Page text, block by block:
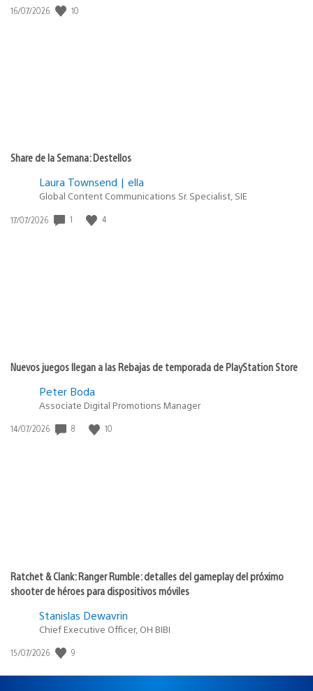
Fecha
16/07/2026 10
Share de la Semana: Destellos
Laura Townsend | ella
Global Content Communications Sr. Specialist, SIE
Fecha
17/07/2026 1 4
Nuevos juegos llegan a las Rebajas de temporada de PlayStation Store
Peter Boda
Associate Digital Promotions Manager
Fecha
14/07/2026 8 10
Ratchet & Clank: Ranger Rumble: detalles del gameplay del próximo
shooter de héroes para dispositivos móviles
Stanislas Dewavrin
Chief Executive Officer, OH BIBI
Fecha
publicación:
15/07/2026 9